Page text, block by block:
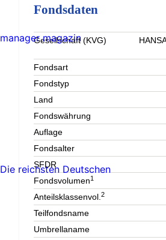
Fondsdaten
Gesellschaft (KVG)
Fondsart
Fondstyp
Land
Fondswährung
Auflage
Fondsalter
SFDR
Fondsvolumen1
Anteilsklassenvol.2
Teilfondsname
Umbrellaname
manager magazin
Die reichsten Deutschen